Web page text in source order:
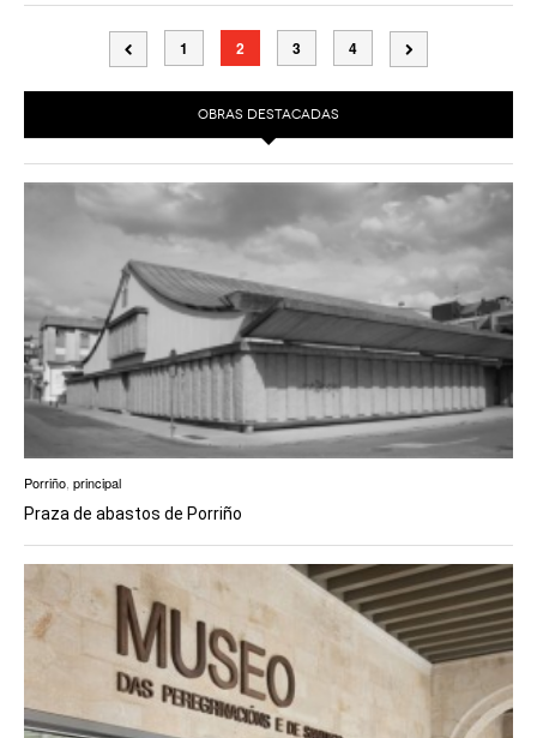
1 2 3 4
OBRAS DESTACADAS
Porriño principal
Praza de abastos de Porriño